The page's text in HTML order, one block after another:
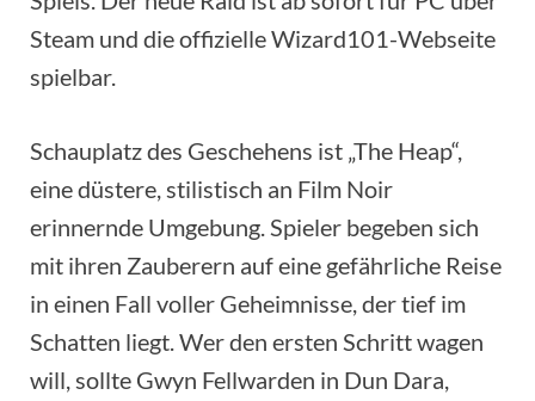
Steam und die offizielle Wizard101-Webseite
spielbar.
Schauplatz des Geschehens ist „The Heap“,
eine düstere, stilistisch an Film Noir
erinnernde Umgebung. Spieler begeben sich
mit ihren Zauberern auf eine gefährliche Reise
in einen Fall voller Geheimnisse, der tief im
Schatten liegt. Wer den ersten Schritt wagen
will, sollte Gwyn Fellwarden in Dun Dara,